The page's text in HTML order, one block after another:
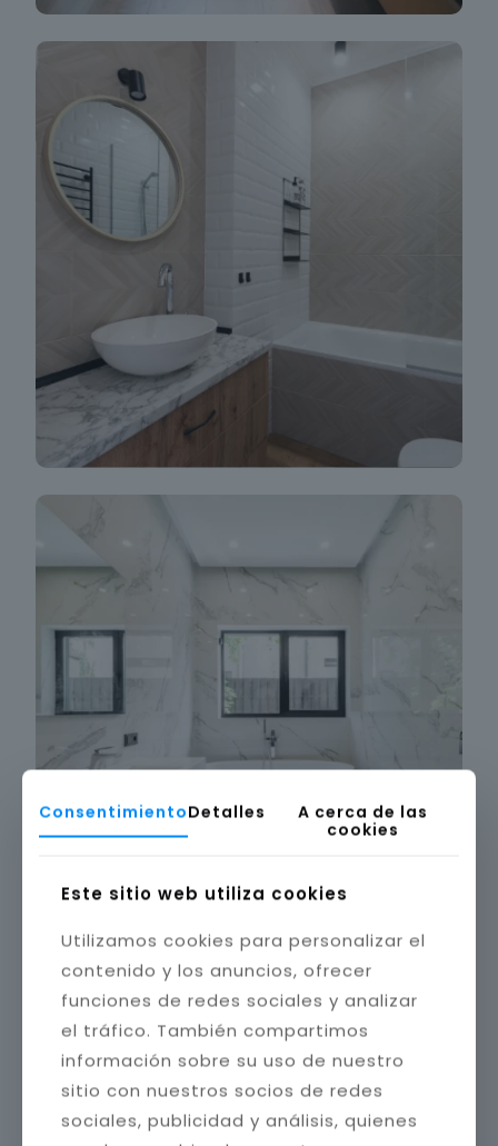
ConsentimientoDetalles
A cerca de las
cookies
Este sitio web utiliza cookies
Utilizamos cookies para personalizar el
contenido y los anuncios, ofrecer
funciones de redes sociales y analizar
el tráfico. También compartimos
información sobre su uso de nuestro
sitio con nuestros socios de redes
sociales, publicidad y análisis, quienes